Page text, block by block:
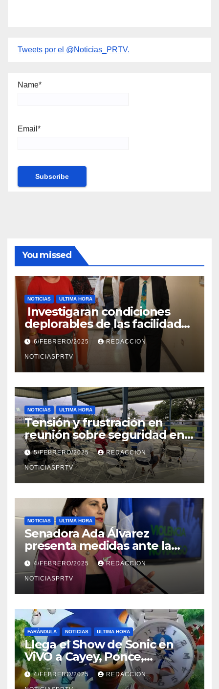
Tweets por el @Noticias_PRTV.
Name*
Email*
You missed
NOTICIAS ULTIMA HORA
Investigaran condiciones
deplorables de las facilidades
el Departamento de la Salud
en Mayagüez
6/FEBRERO/2025 REDACCION
NOTICIASPRTV
NOTICIAS ULTIMA HORA
Tensión y frustración en
reunión sobre seguridad en
Reparto Metropolitano
5/FEBRERO/2025 REDACCION
NOTICIASPRTV
NOTICIAS ULTIMA HORA
Senadora Ada Álvarez
presenta medidas ante la
violencia en el noviazgo
4/FEBRERO/2025 REDACCION
NOTICIASPRTV
FARÁNDULA NOTICIAS ULTIMA HORA
Llega el Show de Sonic en
ViVO a Cayey, Ponce,
Barceloneta y Humacao,
Relojes gratis para el que
4/FEBRERO/2025 REDACCION